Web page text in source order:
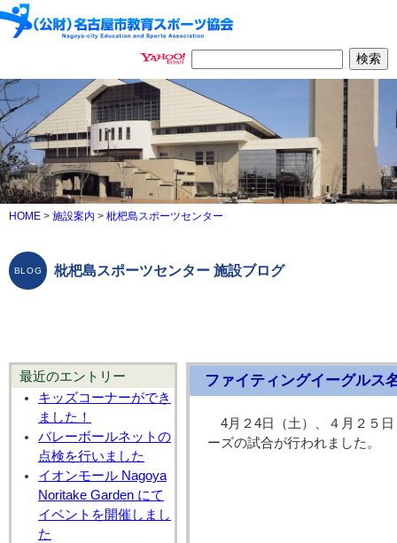
HOME > 施設案内 > 枇杷島スポーツセンター
枇杷島スポーツセンター 施設ブログ
最近のエントリー
キッズコーナーができ
ました！
バレーボールネットの
点検を行いました
イオンモール Nagoya
Noritake Garden にて
イベントを開催しまし
た
ファイティングイーグル
4月２4日（土）、４月２５
ーズの試合が行われました。